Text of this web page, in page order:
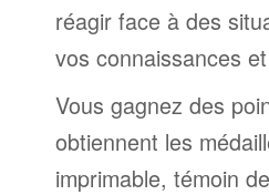
réagir face à des
vos connaissances
Vous gagnez des
obtiennent les
imprimable, témoin